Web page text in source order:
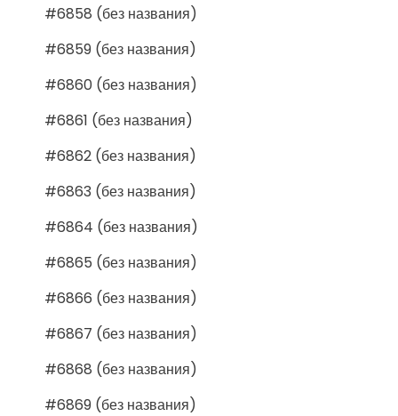
#6858 (без названия)
#6859 (без названия)
#6860 (без названия)
#6861 (без названия)
#6862 (без названия)
#6863 (без названия)
#6864 (без названия)
#6865 (без названия)
#6866 (без названия)
#6867 (без названия)
#6868 (без названия)
#6869 (без названия)